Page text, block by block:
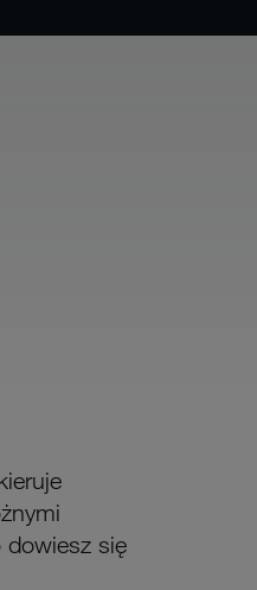
dowiesz się